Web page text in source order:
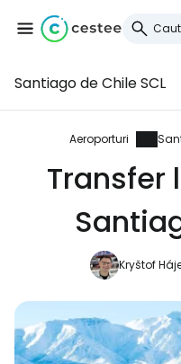
Santiago de Chile SCL
Aeroporturi
Transfer
Kryštof
Cestee
... comunitatea